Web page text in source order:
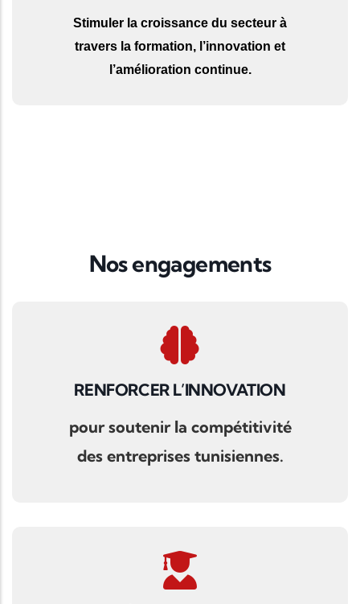
Stimuler la croissance du secteur à
travers la formation, l’innovation et
l’amélioration continue.
Nos engagements
RENFORCER L’INNOVATION
pour soutenir la compétitivité
des entreprises tunisiennes.